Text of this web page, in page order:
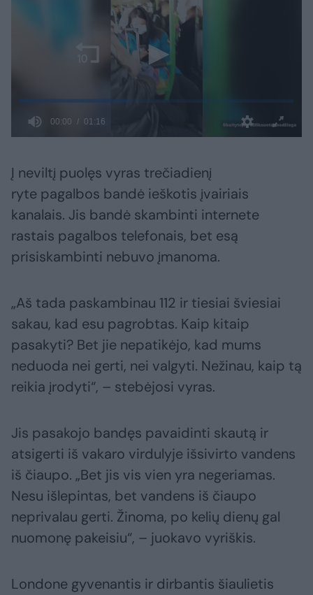
Į neviltį puolęs vyras trečiadienį
ryte pagalbos bandė ieškotis įvairiais
kanalais. Jis bandė skambinti internete
rastais pagalbos telefonais, bet esą
prisiskambinti nebuvo įmanoma.
„Aš tada paskambinau 112 ir tiesiai šviesiai
sakau, kad esu pagrobtas. Kaip kitaip
pasakyti? Bet jie nepatikėjo, kad mums
neduoda nei gerti, nei valgyti. Nežinau, kaip tą
reikia įrodyti“, – stebėjosi vyras.
Jis pasakojo bandęs pavaidinti skautą ir
atsigerti iš vakaro virdulyje išsivirto vandens
iš čiaupo. „Bet jis vis vien yra negeriamas.
Nesu išlepintas, bet vandens iš čiaupo
neprivalau gerti. Žinoma, po kelių dienų gal
nuomonę pakeisiu“, – juokavo vyriškis.
Londone gyvenantis ir dirbantis šiaulietis